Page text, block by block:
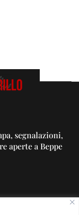
segnalazioni,
aperte a Beppe
PUBBLICITA'